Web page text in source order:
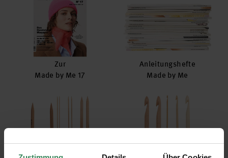
Zur
Made by Me 17
Anleitungshefte
Made by Me